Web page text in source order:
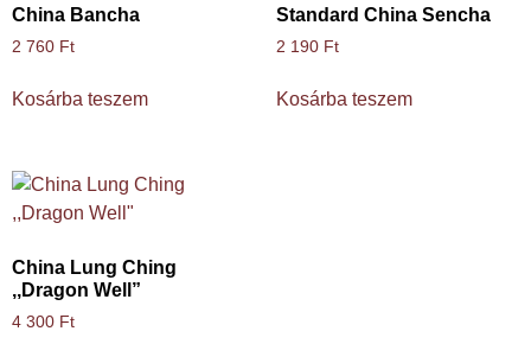
China Bancha
2 760 Ft
Kosárba teszem
Standard China Sencha
2 190 Ft
Kosárba teszem
China Lung Ching
,,Dragon Well”
4 300 Ft